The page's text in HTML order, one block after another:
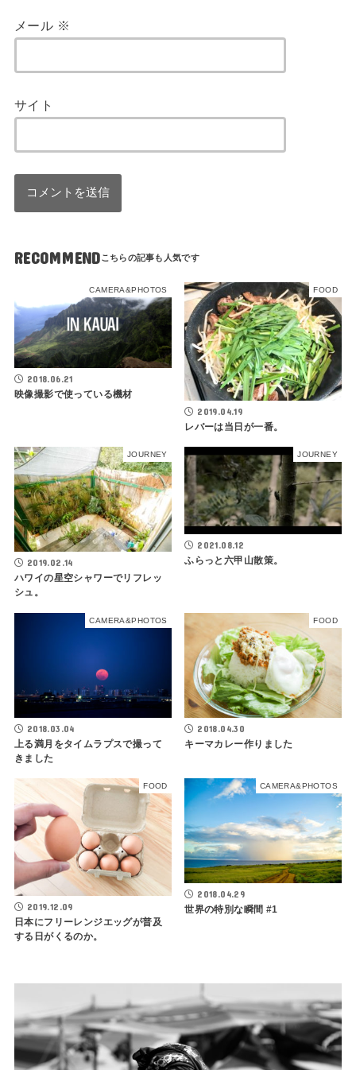
メール ※
サイト
RECOMMEND
CAMERA&PHOTOS
2018.06.21
映像撮影で使っている機材
FOOD
2019.04.19
レバーは当日が一番。
JOURNEY
2019.02.14
ハワイの星空シャワーでリフレッ
シュ。
JOURNEY
2021.08.12
ふらっと六甲山散策。
CAMERA&PHOTOS
2018.03.04
上る満月をタイムラプスで撮って
きました
FOOD
2018.04.30
キーマカレー作りました
FOOD
2019.12.09
日本にフリーレンジエッグが普及
する日がくるのか。
CAMERA&PHOTOS
2018.04.29
世界の特別な瞬間 #1